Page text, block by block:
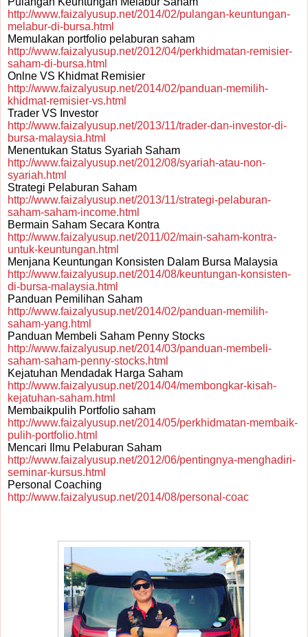
http://www.faizalyusup.net/2014/02/pulangan-keuntungan-
melabur-di-bursa.html
Memulakan portfolio pelaburan saham
http://www.faizalyusup.net/2012/04/perkhidmatan-remisier-
saham-di-bursa.html
Onlne VS Khidmat Remisier
http://www.faizalyusup.net/2014/02/panduan-memilih-
khidmat-remisier-vs.html
Trader VS Investor
http://www.faizalyusup.net/2013/11/trader-dan-investor-di-
bursa-malaysia.html
Menentukan Status Syariah Saham
http://www.faizalyusup.net/2012/08/syariah-atau-non-
syariah.html
Strategi Pelaburan Saham
http://www.faizalyusup.net/2013/11/strategi-pelaburan-
saham-saham-income.html
Bermain Saham Secara Kontra
http://www.faizalyusup.net/2011/02/main-saham-kontra-
untuk-keuntungan.html
Menjana Keuntungan Konsisten Dalam Bursa Malaysia
http://www.faizalyusup.net/2014/08/keuntungan-konsisten-
di-bursa-malaysia.html
Panduan Pemilihan Saham
http://www.faizalyusup.net/2014/02/panduan-memilih-
saham-yang.html
Panduan Membeli Saham Penny Stocks
http://www.faizalyusup.net/2014/03/panduan-membeli-
saham-saham-penny-stocks.html
Kejatuhan Mendadak Harga Saham
http://www.faizalyusup.net/2014/04/membongkar-kisah-
kejatuhan-saham.html
Membaikpulih Portfolio saham
http://www.faizalyusup.net/2014/05/perkhidmatan-membaik-
pulih-portfolio.html
Mencari Ilmu Pelaburan Saham
http://www.faizalyusup.net/2012/06/pentingnya-menghadiri-
seminar-kursus.html
Personal Coaching
http://www.faizalyusup.net/2014/08/personal-coac